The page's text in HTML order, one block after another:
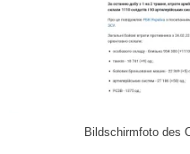
Bildschirmfoto des